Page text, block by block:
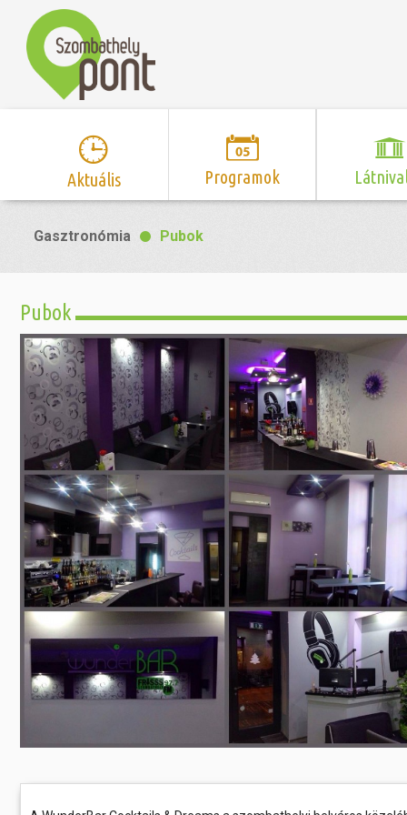
Aktuális Programok
Program naptár
Mozi
Színház/Tánc
Előadás/Kiállítás
Gyerekeknek
Buli/Disco
Kiemelt rendezvények
Tanfolyam, képzés
Tábor
Egyházi, vallási
Egyebek
Ünnepek,
Szent
Zsidó
most
Fák
Víz
Összes
Hírek
Sport és
Egyéb
Labdarúgás
Röplabda
Gasztronómia Pubok
Pubok